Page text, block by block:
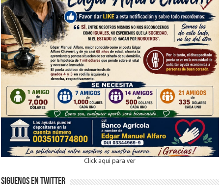
Click aqui para ver
Siguenos en twitter